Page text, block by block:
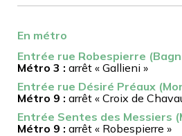
En métro
Entrée rue Robespierre
Métro 3 : arrêt « Gallieni »
Entrée rue Désiré Préaux
Métro 9 : arrêt « Croix de
Entrée Sentes des Messiers
Métro 9 : arrêt « Robespierre »